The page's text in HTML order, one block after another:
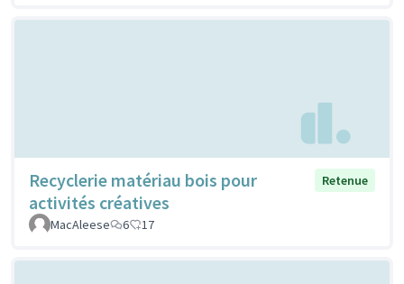
Recyclerie matériau bois pour
activités créatives
Retenue
MacAleese 6 17